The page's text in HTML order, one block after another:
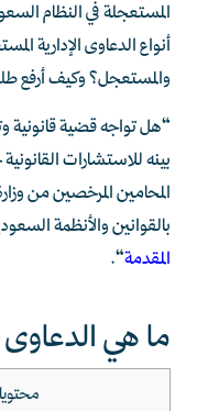
المستعجلة في النظام
أنواع الدعاوى الإدارية
والمستعجل؟ وكيف أرفع
“هل تواجه قضية قانونية
بينه للاستشارات
المحامين المرخصين من
بالقوانين والأنظمة
المقدمة“.
ما هي